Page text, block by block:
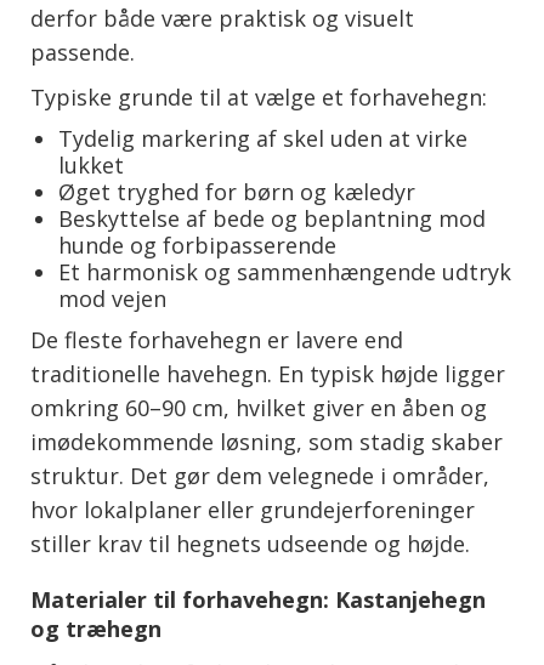
derfor både være praktisk og visuelt
passende.
Typiske grunde til at vælge et forhavehegn:
Tydelig markering af skel uden at virke
lukket
Øget tryghed for børn og kæledyr
Beskyttelse af bede og beplantning mod
hunde og forbipasserende
Et harmonisk og sammenhængende udtryk
mod vejen
De fleste forhavehegn er lavere end
traditionelle havehegn. En typisk højde ligger
omkring 60–90 cm, hvilket giver en åben og
imødekommende løsning, som stadig skaber
struktur. Det gør dem velegnede i områder,
hvor lokalplaner eller grundejerforeninger
stiller krav til hegnets udseende og højde.
Materialer til forhavehegn: Kastanjehegn
og træhegn